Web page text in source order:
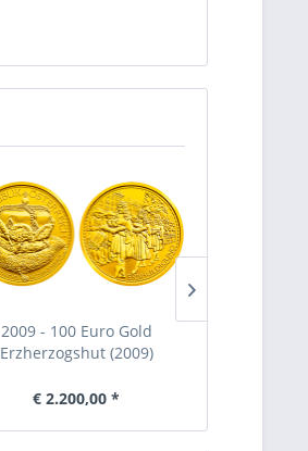
2009 - 100 Euro Gold
Erzherzogshut (2009)
€ 2.200,00 *